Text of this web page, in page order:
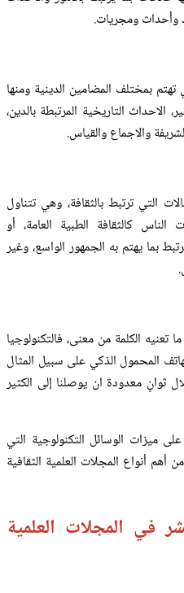
وأحداث ومجريات.
بمختلف المضامين الدينية ومنها
الاحداث التاريخية المرتبطة بالدين،
والاجماع والقياس.
ترتبط بالثقافة، وهي تتناول
الناس كالثقافة الطبية العامة، أو
بما يهتم به الجمهور الواسع، وغير
الكلمة من معنى، فالتكنولوجيا
المحمول الذكي على سبيل المثال
ثوانٍ معدودة ان يوصلنا إلى الكثير
ميزات الوسائل التكنولوجية التي
أهم أنواع المجلات العلمية الثقافية
في المجلات العلمية